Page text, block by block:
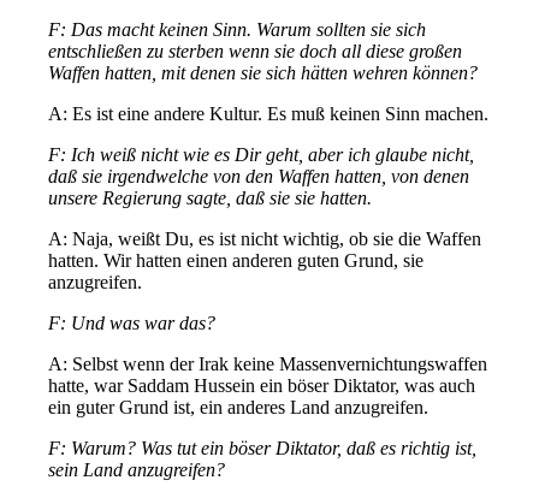
F: Das macht keinen Sinn. Warum sollten sie sich
entschließen zu sterben wenn sie doch all diese großen
Waffen hatten, mit denen sie sich hätten wehren können?
A: Es ist eine andere Kultur. Es muß keinen Sinn machen.
F: Ich weiß nicht wie es Dir geht, aber ich glaube nicht,
daß sie irgendwelche von den Waffen hatten, von denen
unsere Regierung sagte, daß sie sie hatten.
A: Naja, weißt Du, es ist nicht wichtig, ob sie die Waffen
hatten. Wir hatten einen anderen guten Grund, sie
anzugreifen.
F: Und was war das?
A: Selbst wenn der Irak keine Massenvernichtungswaffen
hatte, war Saddam Hussein ein böser Diktator, was auch
ein guter Grund ist, ein anderes Land anzugreifen.
F: Warum? Was tut ein böser Diktator, daß es richtig ist,
sein Land anzugreifen?